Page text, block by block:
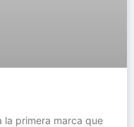
la primera marca que